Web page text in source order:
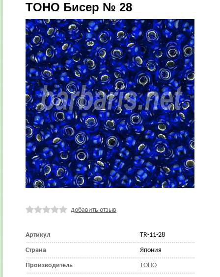
TOHO Бисер № 28
добавить отзыв
Артикул TR-11-28
Страна Япония
Производитель TOHO